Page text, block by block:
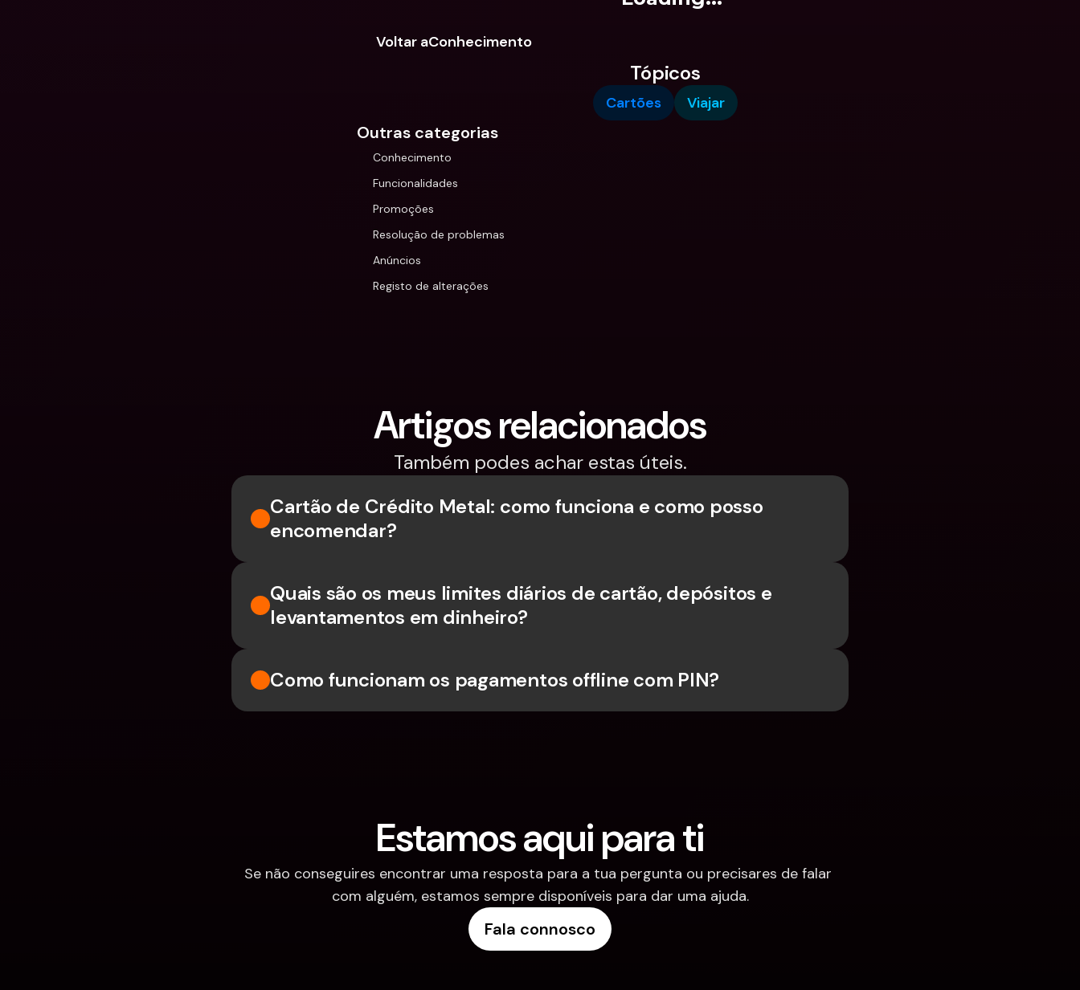
Voltar aConhecimento
Tópicos
Cartões Viajar
Outras categorias
Conhecimento
Funcionalidades
Promoções
Resolução de problemas
Anúncios
Registo de alterações
Artigos relacionados
Também podes achar estas úteis.
Cartão de Crédito Metal: como funciona e como posso
encomendar?
Quais são os meus limites diários de cartão, depósitos e
levantamentos em dinheiro?
Como funcionam os pagamentos offline com PIN?
Estamos aqui para ti
Se não conseguires encontrar uma resposta para a tua pergunta ou precisares de falar
com alguém, estamos sempre disponíveis para dar uma ajuda.
Fala connosco